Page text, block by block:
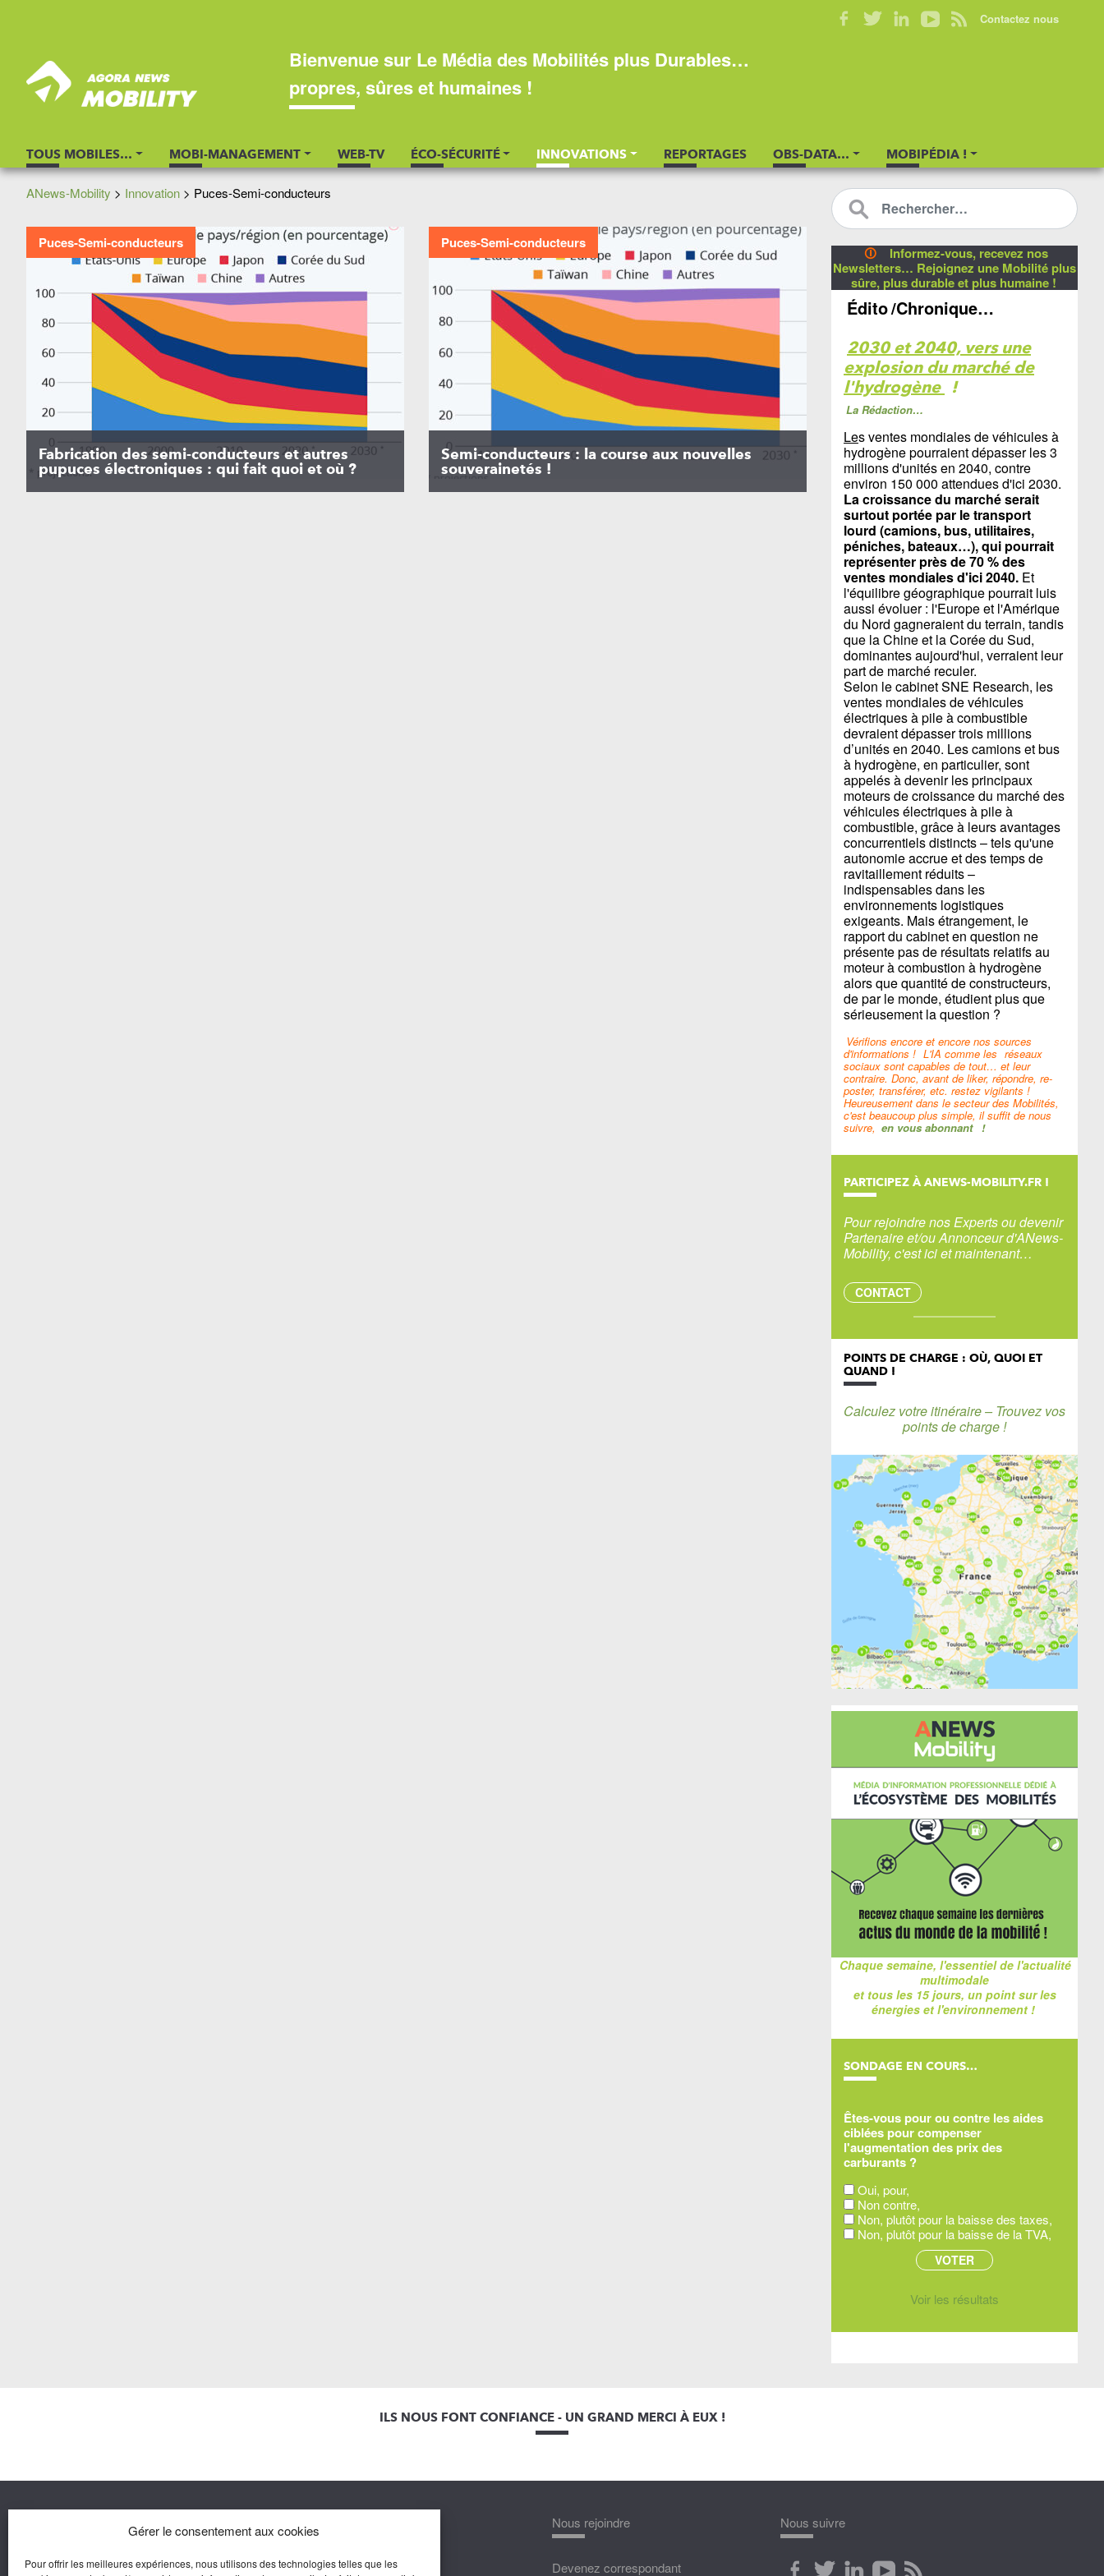
Gérer le consentement aux cookies
Pour offrir les meilleures expériences, nous utilisons des technologies telles que les
Bienvenue sur Le Média des Mobilités plus Durables…
propres, sûres et humaines !
TOUS MOBILES… MOBI-MANAGEMENT WEB-TV ÉCO-SÉCURITÉ INNOVATIONS REPORTAGES OBS-DATA… MOBIPÉDIA !
Contactez nous
ANews-Mobility > Innovation > Puces-Semi-conducteurs
Puces-Semi-conducteurs
Fabrication des semi-conducteurs et autres
pupuces électroniques : qui fait quoi et où ?
Puces-Semi-conducteurs
Semi-conducteurs : la course aux nouvelles
souverainetés !
🛈
Informez-vous, recevez nos
Newsletters… Rejoignez une Mobilité plus
sûre, plus durable et plus humaine !
Édito/Chronique…
2030 et 2040, vers une
explosion du marché de
l'hydrogène !
La Rédaction…
Les ventes mondiales de véhicules à
hydrogène pourraient dépasser les 3
millions d'unités en 2040, contre
environ 150 000 attendues d'ici 2030.
La croissance du marché serait
surtout portée par le transport
lourd (camions, bus, utilitaires,
péniches, bateaux…), qui pourrait
représenter près de 70 % des
ventes mondiales d'ici 2040. Et
l'équilibre géographique pourrait luis
aussi évoluer : l'Europe et l'Amérique
du Nord gagneraient du terrain, tandis
que la Chine et la Corée du Sud,
dominantes aujourd'hui, verraient leur
part de marché reculer.
Selon le cabinet SNE Research, les
ventes mondiales de véhicules
électriques à pile à combustible
devraient dépasser trois millions
d’unités en 2040. Les camions et bus
à hydrogène, en particulier, sont
appelés à devenir les principaux
moteurs de croissance du marché des
véhicules électriques à pile à
combustible, grâce à leurs avantages
concurrentiels distincts – tels qu'une
autonomie accrue et des temps de
ravitaillement réduits –
indispensables dans les
environnements logistiques
exigeants. Mais étrangement, le
rapport du cabinet en question ne
présente pas de résultats relatifs au
moteur à combustion à hydrogène
alors que quantité de constructeurs,
de par le monde, étudient plus que
sérieusement la question ?
Vérifions encore et encore nos sources
d'informations ! L'IA comme les réseaux
sociaux sont capables de tout… et leur
contraire. Donc, avant de liker, répondre, re-
poster, transférer, etc. restez vigilants !
Heureusement dans le secteur des Mobilités,
c'est beaucoup plus simple, il suffit de nous
suivre, en vous abonnant !
PARTICIPEZ À ANEWS-MOBILITY.FR !
Pour rejoindre nos Experts ou devenir
Partenaire et/ou Annonceur d'ANews-
Mobility, c'est ici et maintenant…
CONTACT
POINTS DE CHARGE : OÙ, QUOI ET
QUAND !
Calculez votre itinéraire – Trouvez vos
points de charge !
Chaque semaine, l'essentiel de l'actualité
multimodale
et tous les 15 jours, un point sur les
énergies et l'environnement !
SONDAGE EN COURS…
Êtes-vous pour ou contre les aides
ciblées pour compenser
l'augmentation des prix des
carburants ?
Oui, pour,
Non contre,
Non, plutôt pour la baisse des taxes,
Non, plutôt pour la baisse de la TVA,
Voir les résultats
ILS NOUS FONT CONFIANCE - UN GRAND MERCI À EUX !
Agora Médias
Nous rejoindre
Devenez correspondant
Nous suivre